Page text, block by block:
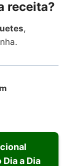
receita?
,
a Dia